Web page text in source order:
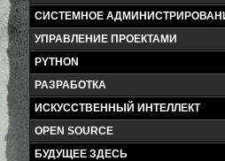
СИСТЕМНОЕ
УПРАВЛЕНИЕ ПРОЕКТАМИ
PYTHON
РАЗРАБОТКА
ИСКУССТВЕННЫЙ ИНТЕЛЛЕКТ
OPEN SOURCE
БУДУЩЕЕ ЗДЕСЬ